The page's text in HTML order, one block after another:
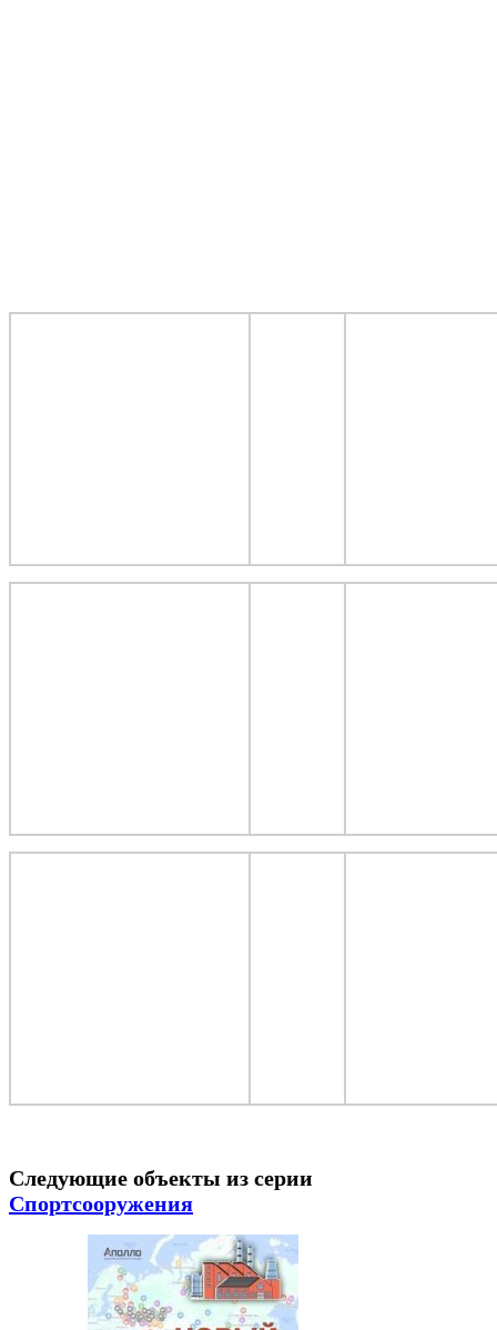
Следующие объекты из серии
Спортсооружения